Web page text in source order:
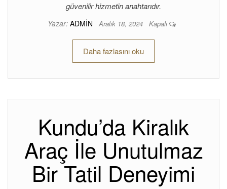
güvenilir hizmetin anahtarıdır.
Yazar: ADMIN Aralık 18, 2024 Kapalı
Daha fazlasını oku
Kundu’da Kiralık
Araç İle Unutulmaz
Bir Tatil Deneyimi